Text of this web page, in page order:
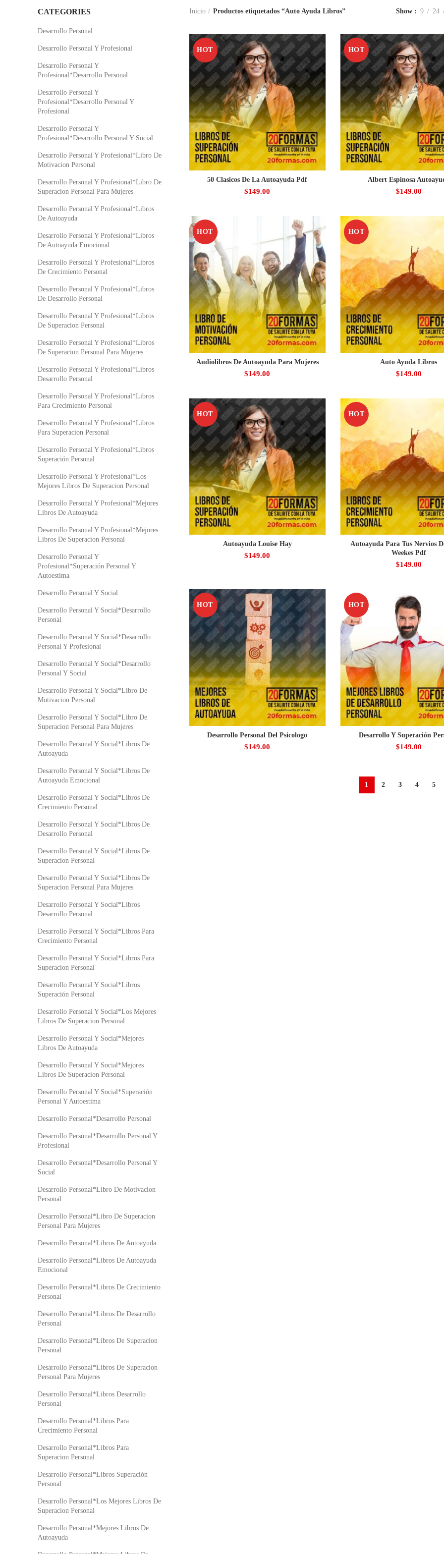
Inicio Productos etiquetados “Auto Ayuda Libros” Show 9 24
HOT
50 Clasicos De La Autoayuda Pdf
$149.00
HOT
Albert Espinosa
$149.00
HOT
Audiolibros De Autoayuda Para Mujeres
$149.00
HOT
Auto Ayuda Libros
$149.00
HOT
Autoayuda Louise Hay
$149.00
HOT
Autoayuda Para Tus Nervios
Weekes Pdf
$149.00
HOT
Desarrollo Personal Del Psicologo
$149.00
HOT
Desarrollo Y Superación
$149.00
1 2 3 4 5
CATEGORIES
Desarrollo Personal
Desarrollo Personal Y Profesional
Desarrollo Personal Y
Profesional*Desarrollo Personal
Desarrollo Personal Y
Profesional*Desarrollo Personal Y
Profesional
Desarrollo Personal Y
Profesional*Desarrollo Personal Y Social
Desarrollo Personal Y Profesional*Libro De
Motivacion Personal
Desarrollo Personal Y Profesional*Libro De
Superacion Personal Para Mujeres
Desarrollo Personal Y Profesional*Libros
De Autoayuda
Desarrollo Personal Y Profesional*Libros
De Autoayuda Emocional
Desarrollo Personal Y Profesional*Libros
De Crecimiento Personal
Desarrollo Personal Y Profesional*Libros
De Desarrollo Personal
Desarrollo Personal Y Profesional*Libros
De Superacion Personal
Desarrollo Personal Y Profesional*Libros
De Superacion Personal Para Mujeres
Desarrollo Personal Y Profesional*Libros
Desarrollo Personal
Desarrollo Personal Y Profesional*Libros
Para Crecimiento Personal
Desarrollo Personal Y Profesional*Libros
Para Superacion Personal
Desarrollo Personal Y Profesional*Libros
Superación Personal
Desarrollo Personal Y Profesional*Los
Mejores Libros De Superacion Personal
Desarrollo Personal Y Profesional*Mejores
Libros De Autoayuda
Desarrollo Personal Y Profesional*Mejores
Libros De Superacion Personal
Desarrollo Personal Y
Profesional*Superación Personal Y
Autoestima
Desarrollo Personal Y Social
Desarrollo Personal Y Social*Desarrollo
Personal
Desarrollo Personal Y Social*Desarrollo
Personal Y Profesional
Desarrollo Personal Y Social*Desarrollo
Personal Y Social
Desarrollo Personal Y Social*Libro De
Motivacion Personal
Desarrollo Personal Y Social*Libro De
Superacion Personal Para Mujeres
Desarrollo Personal Y Social*Libros De
Autoayuda
Desarrollo Personal Y Social*Libros De
Autoayuda Emocional
Desarrollo Personal Y Social*Libros De
Crecimiento Personal
Desarrollo Personal Y Social*Libros De
Desarrollo Personal
Desarrollo Personal Y Social*Libros De
Superacion Personal
Desarrollo Personal Y Social*Libros De
Superacion Personal Para Mujeres
Desarrollo Personal Y Social*Libros
Desarrollo Personal
Desarrollo Personal Y Social*Libros Para
Crecimiento Personal
Desarrollo Personal Y Social*Libros Para
Superacion Personal
Desarrollo Personal Y Social*Libros
Superación Personal
Desarrollo Personal Y Social*Los Mejores
Libros De Superacion Personal
Desarrollo Personal Y Social*Mejores
Libros De Autoayuda
Desarrollo Personal Y Social*Mejores
Libros De Superacion Personal
Desarrollo Personal Y Social*Superación
Personal Y Autoestima
Desarrollo Personal*Desarrollo Personal
Desarrollo Personal*Desarrollo Personal Y
Profesional
Desarrollo Personal*Desarrollo Personal Y
Social
Desarrollo Personal*Libro De Motivacion
Personal
Desarrollo Personal*Libro De Superacion
Personal Para Mujeres
Desarrollo Personal*Libros De Autoayuda
Desarrollo Personal*Libros De Autoayuda
Emocional
Desarrollo Personal*Libros De Crecimiento
Personal
Desarrollo Personal*Libros De Desarrollo
Personal
Desarrollo Personal*Libros De Superacion
Personal
Desarrollo Personal*Libros De Superacion
Personal Para Mujeres
Desarrollo Personal*Libros Desarrollo
Personal
Desarrollo Personal*Libros Para
Crecimiento Personal
Desarrollo Personal*Libros Para
Superacion Personal
Desarrollo Personal*Libros Superación
Personal
Desarrollo Personal*Los Mejores Libros De
Superacion Personal
Desarrollo Personal*Mejores Libros De
Autoayuda